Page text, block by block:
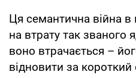
Ця семантична війна в
на втрату так званого
воно втрачається –
відновити за